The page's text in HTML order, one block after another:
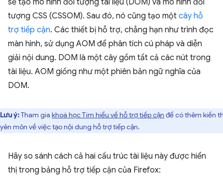
sẽ tạo mô hình đối tượng tài liệu (DOM) và mô hình đối
tượng CSS (CSSOM). Sau đó, nó cũng tạo một cây hỗ
trợ tiếp cận. Các thiết bị hỗ trợ, chẳng hạn như trình đọc
màn hình, sử dụng AOM để phân tích cú pháp và diễn
giải nội dung. DOM là một cây gồm tất cả các nút trong
tài liệu. AOM giống như một phiên bản ngữ nghĩa của
DOM.
Lưu ý:Tham gia khoá học Tìm hiểu về hỗ trợ tiếp cận để có thêm kiến
môn về việc tạo nội dung hỗ trợ tiếp cận.
Hãy so sánh cách cả hai cấu trúc tài liệu này được hiển
thị trong bảng hỗ trợ tiếp cận của Firefox: